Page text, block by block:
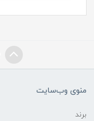
منوی وب‌سایت
برند